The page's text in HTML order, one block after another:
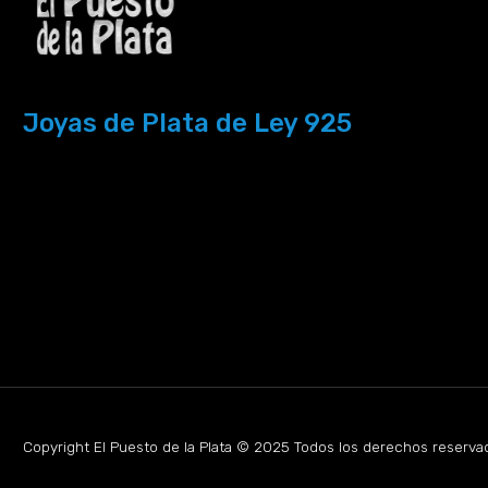
Joyas de Plata de Ley 925
Copyright El Puesto de la Plata © 2025 Todos los derechos